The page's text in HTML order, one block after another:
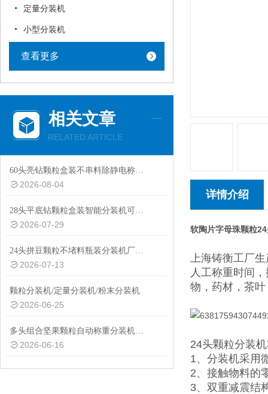
定量分装机
小型分装机
查看更多
相关文章
RELATED ARTICLE
60头亮钻颗粒盒装不串料除静电称重分装机非标定制
2026-08-04
28头平底钻颗粒盒装智能分装机可替换瓶装模具
2026-07-29
24头拼豆颗粒不堵料瓶装分装机厂家热推
2026-07-13
颗粒分装机/定量分装机/粉末分装机
2026-06-25
多头组合坚果颗粒自动称重分装机厂家定制
2026-06-16
详情介绍
软陶片字母珠颗粒
上海铸衡工厂
人工称重时间
物，药材，茶
24头颗粒分装
1、分装机采用
2、接触物料的
3、双重减震结